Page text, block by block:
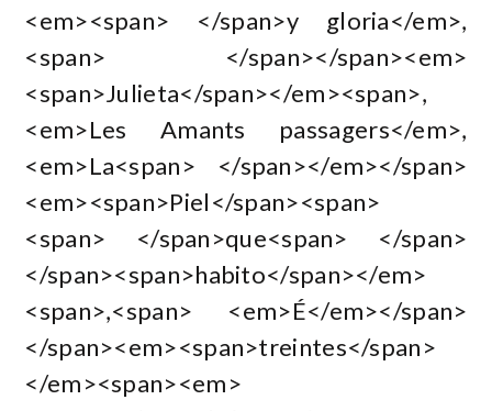
<em><span> </span>y gloria</em>,
<span> </span></span><em>
<span>Julieta</span></em><span>,
<em>Les Amants passagers</em>,
<em>La<span> </span></em></span>
<em><span>Piel</span><span>
<span> </span>que<span> </span>
</span><span>habito</span></em>
<span>,<span> <em>É</em></span>
</span><em><span>treintes</span>
</em><span><em>